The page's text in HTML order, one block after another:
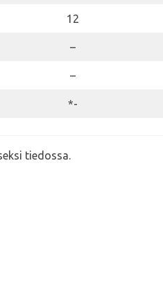
12
–
–
*-
tiedossa.